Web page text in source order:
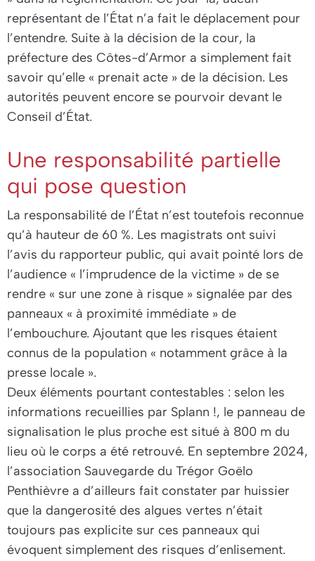
représentant de l’État n’a fait le déplacement pour
l’entendre. Suite à la décision de la cour, la
préfecture des Côtes-d’Armor a simplement fait
savoir qu’elle « prenait acte » de la décision. Les
autorités peuvent encore se pourvoir devant le
Conseil d’État.
Une responsabilité partielle
qui pose question
La responsabilité de l’État n’est toutefois reconnue
qu’à hauteur de 60 %. Les magistrats ont suivi
l’avis du rapporteur public, qui avait pointé lors de
l’audience « l’imprudence de la victime» de se
rendre « sur une zone à risque» signalée par des
panneaux « à proximité immédiate» de
l’embouchure. Ajoutant que les risques étaient
connus de la population « notamment grâce à la
presse locale».
Deux éléments pourtant contestables : selon les
informations recueillies par Splann !, le panneau de
signalisation le plus proche est situé à 800 m du
lieu où le corps a été retrouvé. En septembre 2024,
l’association Sauvegarde du Trégor Goëlo
Penthièvre a d’ailleurs fait constater par huissier
que la dangerosité des algues vertes n’était
toujours pas explicite sur ces panneaux qui
évoquent simplement des risques d’enlisement.